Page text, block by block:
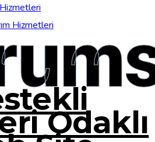
Hizmetleri
Odaklı